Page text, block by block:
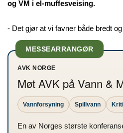
og VM i el-muffesveising.
- Det gjør at vi favner både bredt
MESSEARRANGØR
AVK NORGE
Møt AVK på Vann &
Vannforsyning Spillvann
En av Norges største